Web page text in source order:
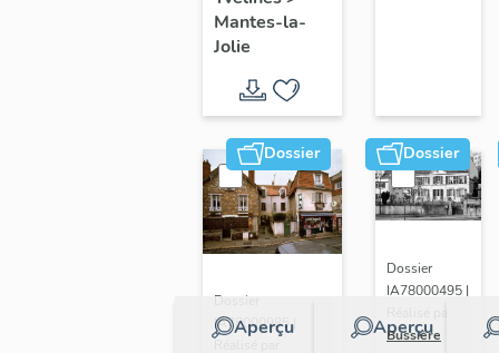
Mantes-la-
Jolie
Dossier
Aperçu
Dossier
IA78000985 |
Dossier
Aperçu
Dossier
IA78000495 |
Bussière